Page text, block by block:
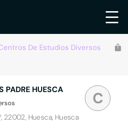
De Estudios Diversos
C
PADRE HUESCA
22002, Huesca, Huesca